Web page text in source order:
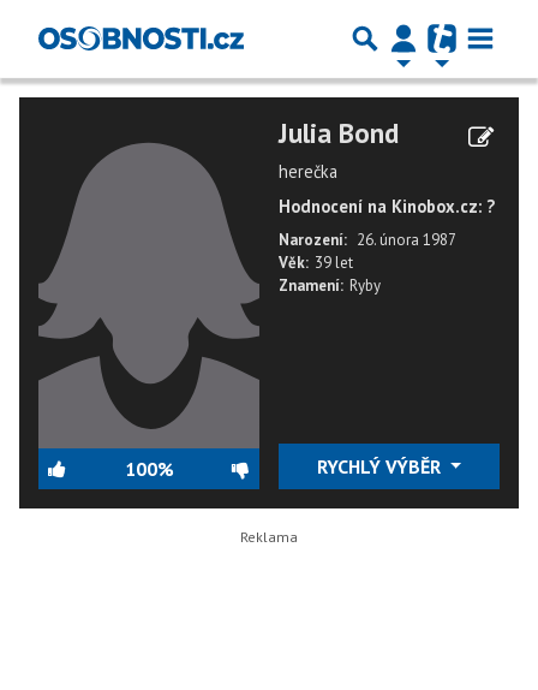
100%
Julia Bond
herečka
Hodnocení na Kinobox.cz: ?
Narození: 26. února 1987
Věk: 39 let
Znamení: Ryby
RYCHLÝ VÝBĚR